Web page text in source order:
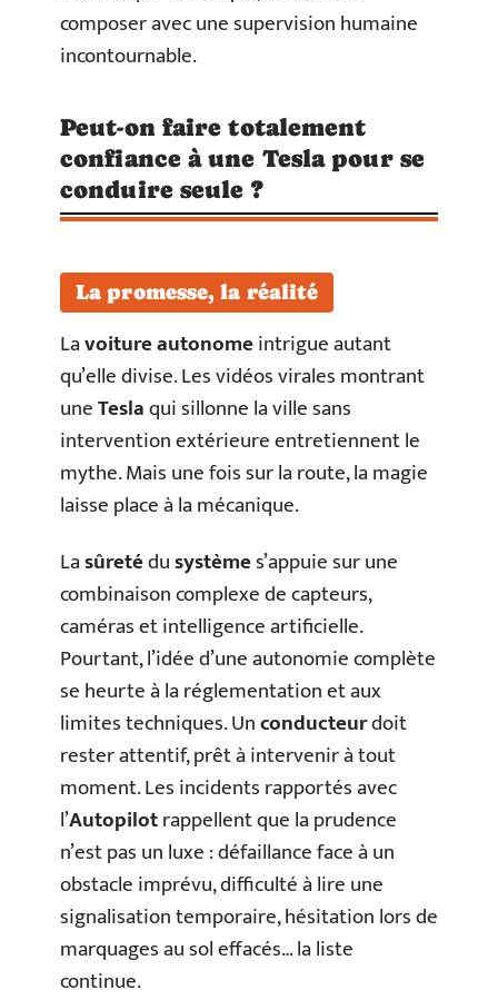
composer avec une supervision humaine
incontournable.
Peut-on faire totalement
confiance à une Tesla pour se
conduire seule ?
La promesse, la réalité
Lavoiture autonomeintrigue autant
qu’elle divise. Les vidéos virales montrant
uneTeslaqui sillonne la ville sans
intervention extérieure entretiennent le
mythe. Mais une fois sur la route, la magie
laisse place à la mécanique.
Lasûretédusystèmes’appuie sur une
combinaison complexe de capteurs,
caméras et intelligence artificielle.
Pourtant, l’idée d’une autonomie complète
se heurte à la réglementation et aux
limites techniques. Unconducteurdoit
rester attentif, prêt à intervenir à tout
moment. Les incidents rapportés avec
l’Autopilotrappellent que la prudence
n’est pas un luxe : défaillance face à un
obstacle imprévu, difficulté à lire une
signalisation temporaire, hésitation lors de
marquages au sol effacés… la liste
continue.